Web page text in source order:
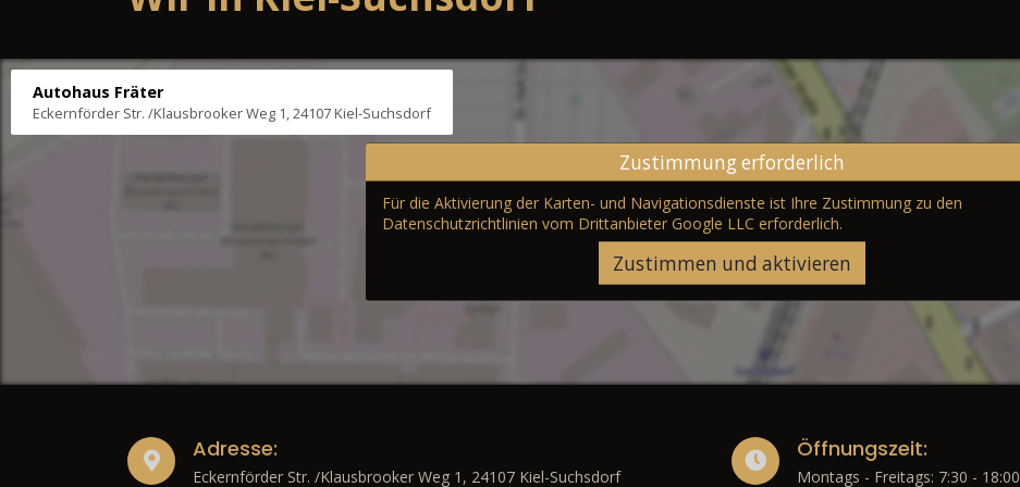
Autohaus Fräter
Eckernförder Str. /Klausbrooker Weg 1, 24107 Kiel-Suchsdorf
Zustimmung erforderlich
Für die Aktivierung der Karten- und Navigationsdienste ist Ihre Zustimmung zu den
Datenschutzrichtlinien vom Drittanbieter Google LLC erforderlich.
Zustimmen und aktivieren
Adresse:
Eckernförder Str. /Klausbrooker Weg 1, 24107 Kiel-Suchsdorf
Öffnungszeit:
Montags - Freitags: 7:30 - 18:00